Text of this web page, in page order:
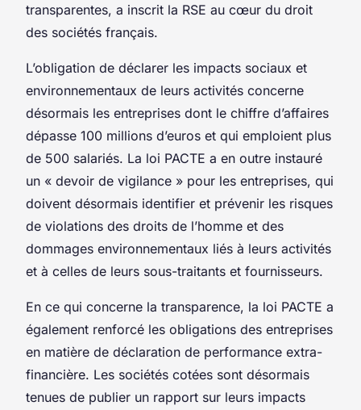
transparentes, a inscrit la RSE au cœur du droit
des sociétés français.
L’obligation de déclarer les impacts sociaux et
environnementaux de leurs activités concerne
désormais les entreprises dont le chiffre d’affaires
dépasse 100 millions d’euros et qui emploient plus
de 500 salariés. La loi PACTE a en outre instauré
un « devoir de vigilance » pour les entreprises, qui
doivent désormais identifier et prévenir les risques
de violations des droits de l’homme et des
dommages environnementaux liés à leurs activités
et à celles de leurs sous-traitants et fournisseurs.
En ce qui concerne la transparence, la loi PACTE a
également renforcé les obligations des entreprises
en matière de déclaration de performance extra-
financière. Les sociétés cotées sont désormais
tenues de publier un rapport sur leurs impacts